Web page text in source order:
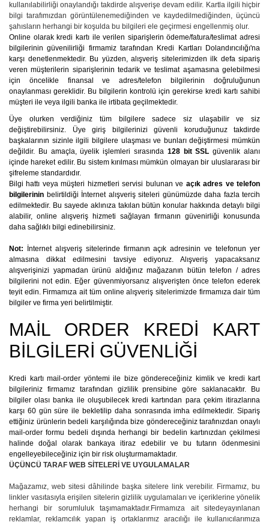
kullanılabilirliği onaylandığı takdirde alışverişe devam edilir. Kartla ilgili hiçbir
bilgi tarafımızdan görüntülenemediğinden ve kaydedilmediğinden, üçüncü
şahısların herhangi bir koşulda bu bilgileri ele geçirmesi engellenmiş olur.
Online olarak kredi kartı ile verilen siparişlerin ödeme/fatura/teslimat adresi
bilgilerinin güvenilirliği firmamiz tarafından Kredi Kartları Dolandırıcılığı'na
karşı denetlenmektedir. Bu yüzden, alışveriş sitelerimizden ilk defa sipariş
veren müşterilerin siparişlerinin tedarik ve teslimat aşamasına gelebilmesi
için öncelikle finansal ve adres/telefon bilgilerinin doğruluğunun
onaylanması gereklidir. Bu bilgilerin kontrolü için gerekirse kredi kartı sahibi
müşteri ile veya ilgili banka ile irtibata geçilmektedir.
Üye olurken verdiğiniz tüm bilgilere sadece siz ulaşabilir ve siz
değiştirebilirsiniz. Üye giriş bilgilerinizi güvenli koruduğunuz takdirde
başkalarının sizinle ilgili bilgilere ulaşması ve bunları değiştirmesi mümkün
değildir. Bu amaçla, üyelik işlemleri sırasında 128 bit SSLgüvenlik alanı
içinde hareket edilir. Bu sistem kırılması mümkün olmayan bir uluslararası bir
şifreleme standardıdır.
Bilgi hattı veya müşteri hizmetleri servisi bulunan ve açık adres ve telefon
bilgilerinin belirtildiği İnternet alışveriş siteleri günümüzde daha fazla tercih
edilmektedir. Bu sayede aklınıza takılan bütün konular hakkında detaylı bilgi
alabilir, online alışveriş hizmeti sağlayan firmanın güvenirliği konusunda
daha sağlıklı bilgi edinebilirsiniz.
Not:
İnternet alışveriş sitelerinde firmanın açık adresinin ve telefonun yer
almasına dikkat edilmesini tavsiye ediyoruz. Alışveriş yapacaksanız
alışverişinizi yapmadan ürünü aldığınız mağazanın bütün telefon / adres
bilgilerini not edin. Eğer güvenmiyorsanız alışverişten önce telefon ederek
teyit edin. Firmamıza ait tüm online alışveriş sitelerimizde firmamıza dair tüm
bilgiler ve firma yeri belirtilmiştir.
MAİL ORDER KREDİ KART
BİLGİLERİ GÜVENLİĞİ
Kredi kartı mail-order yöntemi ile bize göndereceğiniz kimlik ve kredi kart
bilgileriniz firmamız tarafından gizlilik prensibine göre saklanacaktır. Bu
bilgiler olası banka ile oluşubilecek kredi kartından para çekim itirazlarına
karşı 60 gün süre ile bekletilip daha sonrasında imha edilmektedir. Sipariş
ettiğiniz ürünlerin bedeli karşılığında bize göndereceğiniz tarafınızdan onaylı
mail-order formu bedeli dışında herhangi bir bedelin kartınızdan çekilmesi
halinde doğal olarak bankaya itiraz edebilir ve bu tutarın ödenmesini
engelleyebileceğiniz için bir risk oluşturmamaktadır.
ÜÇÜNCÜ TARAF WEB SİTELERİ VE UYGULAMALAR
Mağazamız, web sitesi dâhilinde başka sitelere link verebilir. Firmamız, bu
linkler vasıtasıyla erişilen sitelerin gizlilik uygulamaları ve içeriklerine yönelik
herhangi bir sorumluluk taşımamaktadır.Firmamıza ait sitedeyayınlanan
reklamlar, reklamcılık yapan iş ortaklarımız aracılığı ile kullanıcılarımıza